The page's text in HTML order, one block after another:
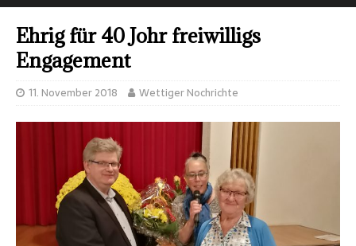
Ehrig für 40 Johr freiwilligs
Engagement
11. November 2018 Wettiger Nochrichte